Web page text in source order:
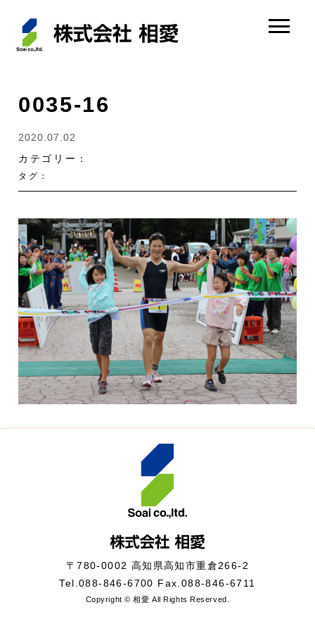
0035-16
2020.07.02
カテゴリー：
タグ：
〒780-0002 高知県高知市重倉266-2
Tel.088-846-6700 Fax.088-846-6711
Copyright © 相愛 All Rights Reserved.